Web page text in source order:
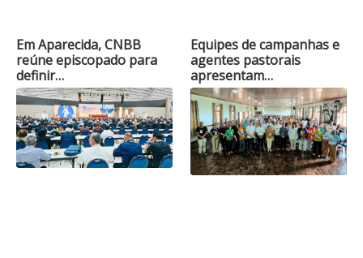
Em Aparecida, CNBB
reúne episcopado para
definir…
Equipes de campanhas e
agentes pastorais
apresentam…